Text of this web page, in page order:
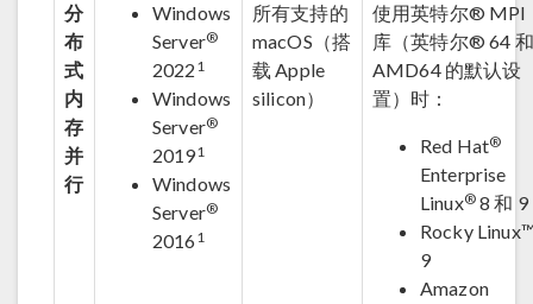
分
布
式
内
存
并
行
Windows
Server®
2022 1
Windows
Server®
20191
Windows
Server®
20161
所有支持的
macOS（搭
载 Apple
silicon）
使用英特尔® MPI
库（英特尔® 64 和
AMD64 的默认设
置）时：
Red Hat®
Enterprise
Linux®8 和 9
Rocky
9
Amazon